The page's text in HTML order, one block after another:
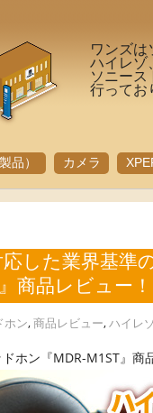
ワンズは
ハイレゾ
ソニー
行ってお
品） カメラ
した業界基準
商品レビュー！
ホン,商品レビュー,ハイレ
ホン『MDR-M1ST』商